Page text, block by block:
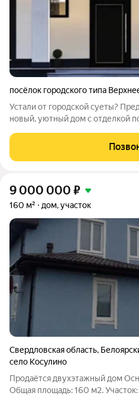
посёлок городского типа
Устали от городской суеты?
новый, уютный дом с отделкой
Преимущества, которые
км по Тюменскому тракту от
9 000 000 ₽
160 м² дом, участок
Свердловская область,
село Косулино
Продаётся двухэтажный дом
Общая площадь: 160 м2.